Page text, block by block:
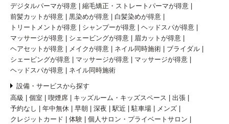
デジタルパーマが得意
縮毛矯正・ストレートパーマが得意
前髪カットが得意
黒染めが得意
白髪染めが得意
トリートメントが得意
シャンプーが得意
ヘッドスパが得意
マッサージが得意
シェービングが得意
眉カットが得意
ヘアセットが得意
メイクが得意 ネイル同時施術
ブライダル
シェービングが得意
マッサージが得意
マッサージが得意
ヘッドスパが得意
ネイル同時施術
設備・サービスから探す
高級
個室 喫煙席 キッズルーム・キッズスペース
出張
予約なし
年中無休 早朝 深夜 駅近 駐車場
メンズ
クレジットカード
体験
個人サロン・プライベートサロン